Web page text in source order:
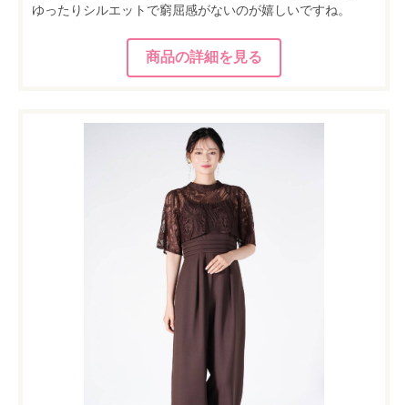
ゆったりシルエットで窮屈感がないのが嬉しいですね。